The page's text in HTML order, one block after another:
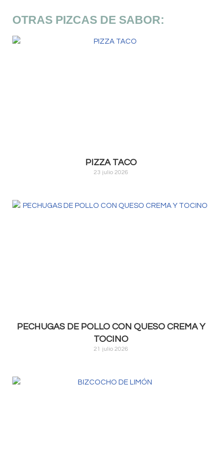
OTRAS PIZCAS DE SABOR:
PIZZA TACO
23 julio 2026
PECHUGAS DE POLLO CON QUESO CREMA Y
TOCINO
21 julio 2026